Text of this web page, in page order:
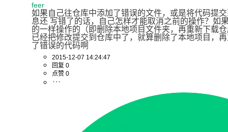
feer
如果自己往仓库中添加了错误的文件，或是将代码提
息还 写错了的话，自己怎样才能取消之前的操作？如
的一样操作的（即删除本地项目文件夹，再重新下载
已经把修改提交到仓库中了，就算删除了本地项目，
了错误的代码啊
2015-12-07 14:24:47
回复 0
点赞 0